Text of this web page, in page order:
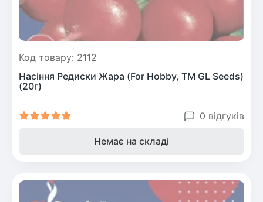
Код товару: 2112
Насіння Редиски Жара (For Hobby, TM GL Seeds)
(20г)
0 відгуків
Немає на складі